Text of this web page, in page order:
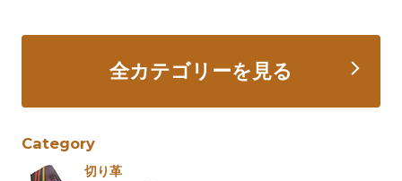
全カテゴリーを見る
Category
切り革